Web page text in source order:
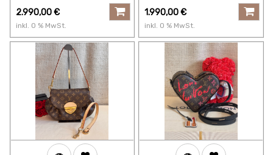
2.990,00€
inkl. 0 % MwSt.
1.990,00€
inkl. 0 % MwSt.